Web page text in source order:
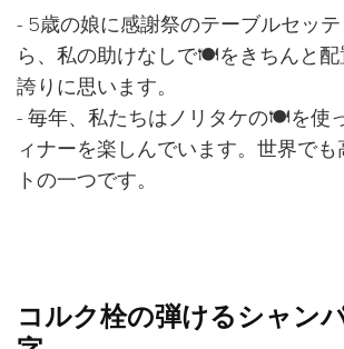
- 5歳の娘に感謝祭のテーブルセッ
ら、私の助けなしで🍽️をきちんと配
誇りに思います。
- 毎年、私たちはノリタケの🍽️を使
ィナーを楽しんでいます。世界でも
トの一つです。
コルク栓の弾けるシャン